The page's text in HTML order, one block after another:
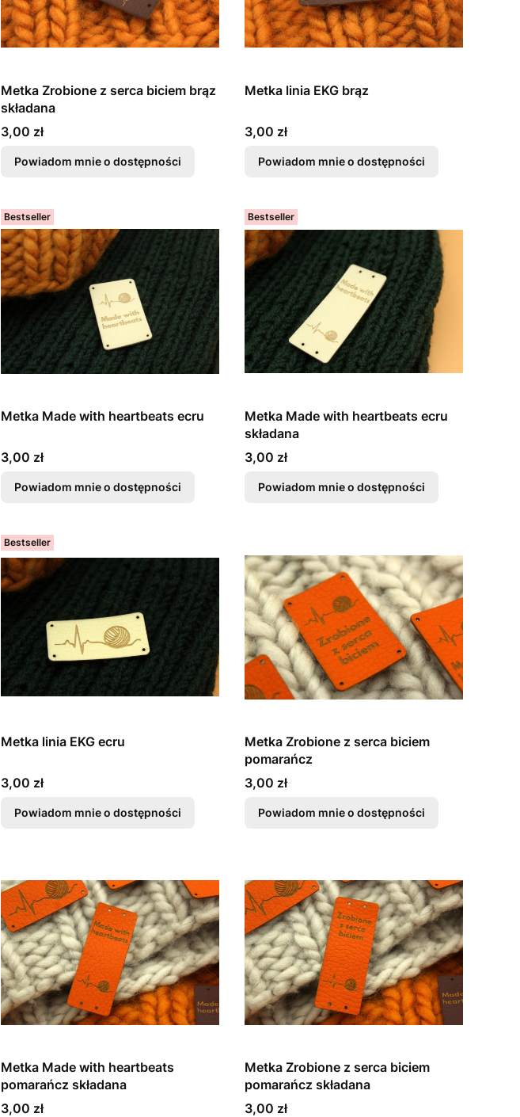
Metka Zrobione z serca biciem brąz
składana
Cena
3,00 zł
Powiadom mnie o dostępności
Metka linia EKG brąz
Cena
3,00 zł
Powiadom mnie o dostępności
Bestseller
Metka Made with heartbeats ecru
Cena
3,00 zł
Powiadom mnie o dostępności
Bestseller
Metka Made with heartbeats ecru
składana
Cena
3,00 zł
Powiadom mnie o dostępności
Bestseller
Metka linia EKG ecru
Cena
3,00 zł
Powiadom mnie o dostępności
Metka Zrobione z serca biciem
pomarańcz
Cena
3,00 zł
Powiadom mnie o dostępności
Metka Made with heartbeats
pomarańcz składana
Cena
3,00 zł
Metka Zrobione z serca biciem
pomarańcz składana
Cena
3,00 zł